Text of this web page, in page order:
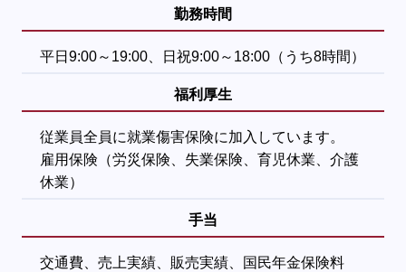
勤務時間
平日9:00～19:00、日祝9:00～18:00（うち8時間）
福利厚生
従業員全員に就業傷害保険に加入しています。
雇用保険（労災保険、失業保険、育児休業、介護
休業）
手当
交通費、売上実績、販売実績、国民年金保険料